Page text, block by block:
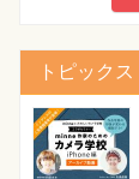
トピックス